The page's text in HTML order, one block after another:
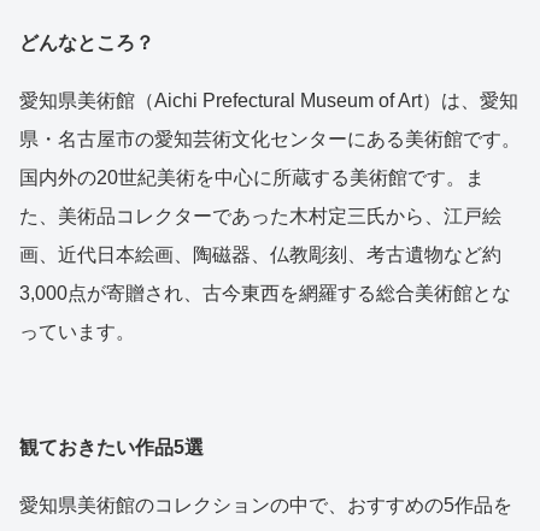
どんなところ？
愛知県美術館（Aichi Prefectural Museum of Art）は、愛知
県・名古屋市の愛知芸術文化センターにある美術館です。
国内外の20世紀美術を中心に所蔵する美術館です。ま
た、美術品コレクターであった木村定三氏から、江戸絵
画、近代日本絵画、陶磁器、仏教彫刻、考古遺物など約
3,000点が寄贈され、古今東西を網羅する総合美術館とな
っています。
観ておきたい作品5選
愛知県美術館のコレクションの中で、おすすめの5作品を